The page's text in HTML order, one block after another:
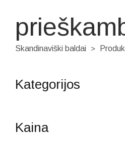
Skandinaviški baldai >
Kategorijos
Kaina